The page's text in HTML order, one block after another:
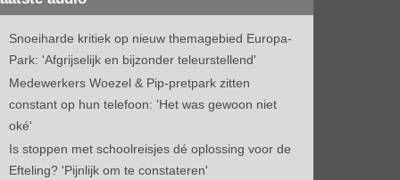
Snoeiharde kritiek op nieuw themagebied Europa-
Park: 'Afgrijselijk en bijzonder teleurstellend'
Medewerkers Woezel & Pip-pretpark zitten
constant op hun telefoon: 'Het was gewoon niet
oké'
Is stoppen met schoolreisjes dé oplossing voor de
Efteling? 'Pijnlijk om te constateren'